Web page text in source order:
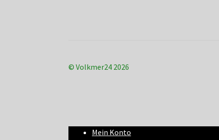
© Volkmer24 2026
Mein Konto